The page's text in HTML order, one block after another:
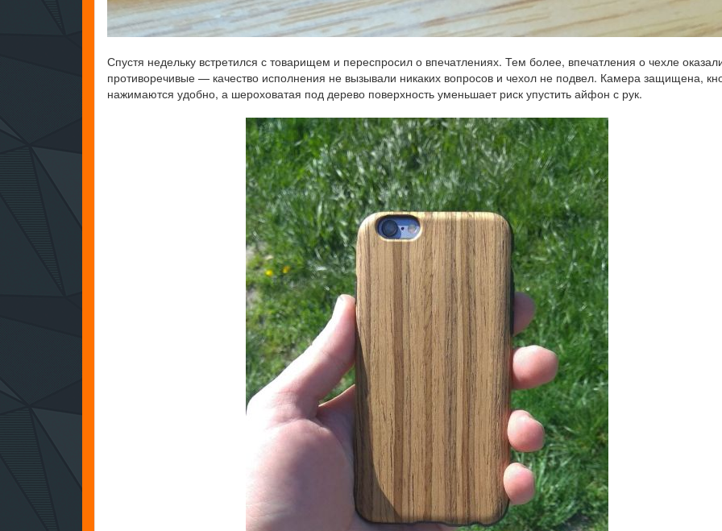
Спустя недельку встретился с товарищем и переспросил о впечатлениях. Тем более, впечатления о чехле
противоречивые — качество исполнения не вызывали никаких вопросов и чехол не подвел. Камера защищена,
нажимаются удобно, а шероховатая под дерево поверхность уменьшает риск упустить айфон с рук.